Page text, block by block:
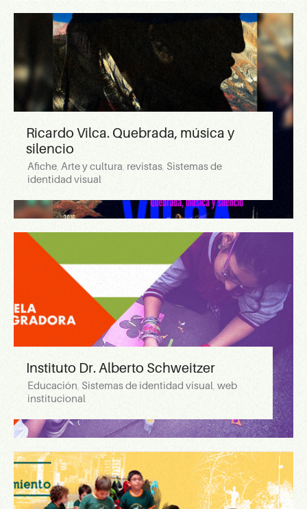
Ricardo Vilca. Quebrada, música y
silencio
Afiche, Arte y cultura, revistas, Sistemas de
identidad visual
Instituto Dr. Alberto Schweitzer
Educación, Sistemas de identidad visual, web
institucional